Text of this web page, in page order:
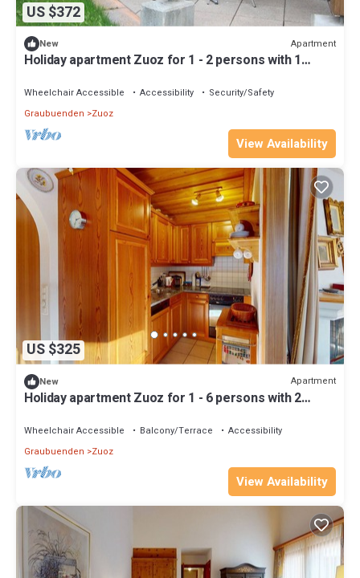
US $372
New Apartment
Holiday apartment Zuoz for 1 - 2 persons with 1
Wheelchair Accessible Accessibility
Security/Safety
Graubuenden
Zuoz
View Availability
US $325
New Apartment
Holiday apartment Zuoz for 1 - 6 persons with 2
Wheelchair Accessible Balcony/Terrace
Accessibility
Graubuenden
Zuoz
View Availability